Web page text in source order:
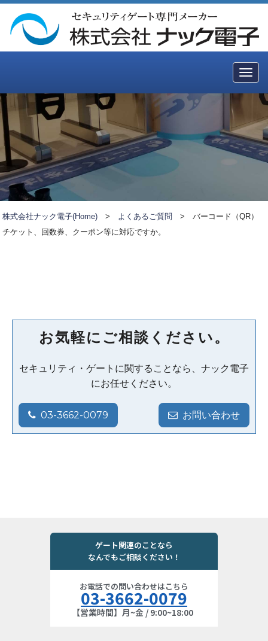
株式会社ナック電子(Home) > よくあるご質問 >バーコード（QR）
チケット、回数券、クーポン等に対応ですか。
お気軽にご相談ください。
セキュリティ・ゲートに関することなら、ナック電子
にお任せください。
03-3662-0079 お問い合わせ
ゲート関連のことなら
なんでもご相談ください！
お電話での問い合わせはこちら
03-3662-0079
【営業時間】月~金 / 9:00~18:00